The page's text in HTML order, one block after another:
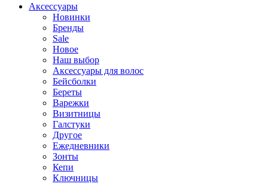
Аксессуары
Новинки
Бренды
Sale
Новое
Наш выбор
Аксессуары для волос
Бейсболки
Береты
Варежки
Визитницы
Галстуки
Другое
Ежедневники
Зонты
Кепи
Ключницы